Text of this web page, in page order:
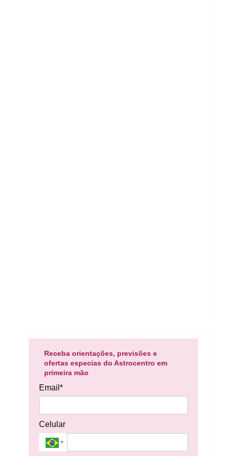
Receba orientações, previsões e
ofertas especias do Astrocentro em
primeira mão
Email*
Celular